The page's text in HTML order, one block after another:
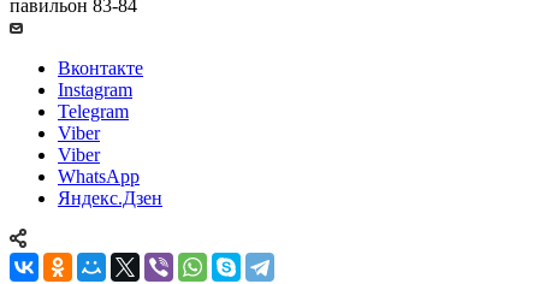
павильон 83-84
Вконтакте
Instagram
Telegram
Viber
Viber
WhatsApp
Яндекс.Дзен